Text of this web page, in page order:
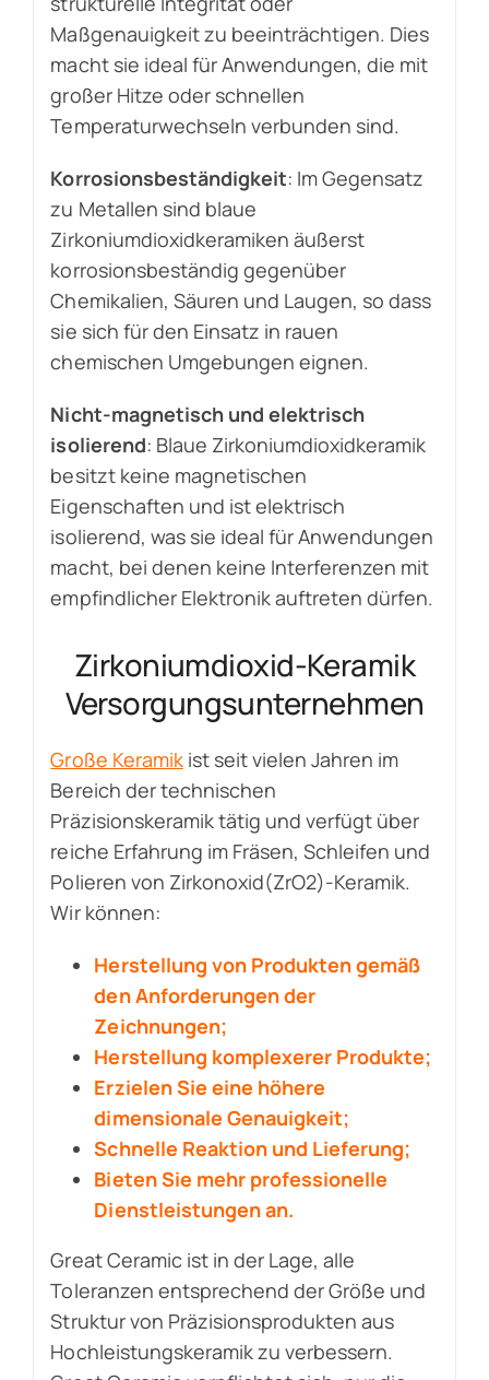
Maßgenauigkeit zu beeinträchtigen. Dies
macht sie ideal für Anwendungen, die mit
großer Hitze oder schnellen
Temperaturwechseln verbunden sind.
Korrosionsbeständigkeit: Im Gegensatz
zu Metallen sind blaue
Zirkoniumdioxidkeramiken äußerst
korrosionsbeständig gegenüber
Chemikalien, Säuren und Laugen, so dass
sie sich für den Einsatz in rauen
chemischen Umgebungen eignen.
Nicht-magnetisch und elektrisch
isolierend: Blaue Zirkoniumdioxidkeramik
besitzt keine magnetischen
Eigenschaften und ist elektrisch
isolierend, was sie ideal für Anwendungen
macht, bei denen keine Interferenzen mit
empfindlicher Elektronik auftreten dürfen.
Zirkoniumdioxid-Keramik
Versorgungsunternehmen
Große Keramikist seit vielen Jahren im
Bereich der technischen
Präzisionskeramik tätig und verfügt über
reiche Erfahrung im Fräsen, Schleifen und
Polieren von Zirkonoxid(ZrO2)-Keramik.
Wir können:
Herstellung von Produkten gemäß
den Anforderungen der
Zeichnungen;
Herstellung komplexerer Produkte;
Erzielen Sie eine höhere
dimensionale Genauigkeit;
Schnelle Reaktion und Lieferung;
Bieten Sie mehr professionelle
Dienstleistungen an.
Great Ceramic ist in der Lage, alle
Toleranzen entsprechend der Größe und
Struktur von Präzisionsprodukten aus
Hochleistungskeramik zu verbessern.